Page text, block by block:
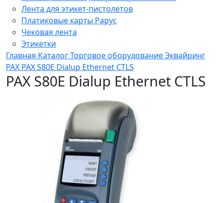
Лента для этикет-пистолетов
Платиковые карты Рарус
Чековая лента
Этикетки
Главная КаталогТорговое оборудованиеЭквайринг
PAX PAX S80E Dialup Ethernet CTLS
PAX S80E Dialup Ethernet CTLS